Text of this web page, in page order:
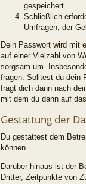
gespeichert.
Schließlich
Umfragen, der
Dein Passwort wird mit
auf einer Vielzahl von
sorgsam um.
fragen. Solltest du dein
fragt dich dann nach
mit dem du dann auf
Gestattung der
Du gestattest dem
können.
Darüber hinaus ist der
Dritter, Zeitpunkte von